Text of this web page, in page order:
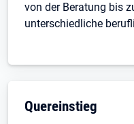
von der Beratung bis
unterschiedliche
Quereinstieg